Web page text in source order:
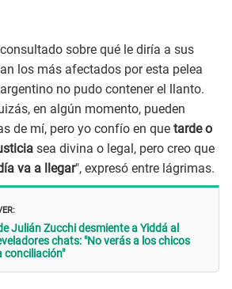
sobre qué le diría a sus
los más afectados por esta pelea
no pudo contener el llanto.
en algún momento, pueden
de mí, pero yo confío en que tarde o
sea divina o legal, pero creo que
va a llegar", expresó entre lágrimas.
Julián Zucchi desmiente a Yiddá al
chats: "No verás a los chicos
conciliación"